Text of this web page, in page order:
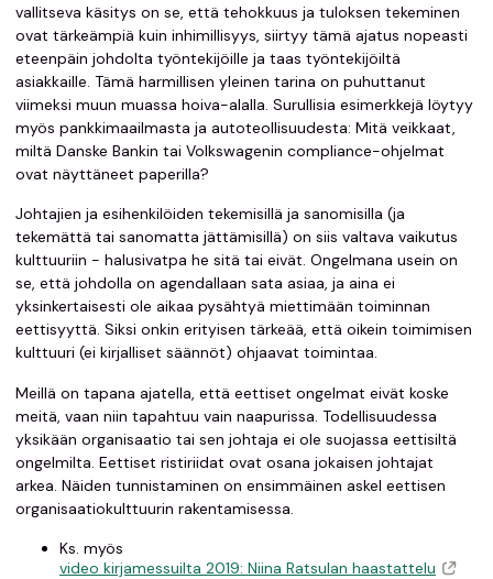
vallitseva käsitys on se, että tehokkuus ja tuloksen tekeminen
ovat tärkeämpiä kuin inhimillisyys, siirtyy tämä ajatus nopeasti
eteenpäin johdolta työntekijöille ja taas työntekijöiltä
asiakkaille. Tämä harmillisen yleinen tarina on puhuttanut
viimeksi muun muassa hoiva-alalla. Surullisia esimerkkejä löytyy
myös pankkimaailmasta ja autoteollisuudesta: Mitä veikkaat,
miltä Danske Bankin tai Volkswagenin compliance-ohjelmat
ovat näyttäneet paperilla?
Johtajien ja esihenkilöiden tekemisillä ja sanomisilla (ja
tekemättä tai sanomatta jättämisillä) on siis valtava vaikutus
kulttuuriin - halusivatpa he sitä tai eivät. Ongelmana usein on
se, että johdolla on agendallaan sata asiaa, ja aina ei
yksinkertaisesti ole aikaa pysähtyä miettimään toiminnan
eettisyyttä. Siksi onkin erityisen tärkeää, että oikein toimimisen
kulttuuri (ei kirjalliset säännöt) ohjaavat toimintaa.
Meillä on tapana ajatella, että eettiset ongelmat eivät koske
meitä, vaan niin tapahtuu vain naapurissa. Todellisuudessa
yksikään organisaatio tai sen johtaja ei ole suojassa eettisiltä
ongelmilta. Eettiset ristiriidat ovat osana jokaisen johtajat
arkea. Näiden tunnistaminen on ensimmäinen askel eettisen
organisaatiokulttuurin rakentamisessa.
Ks. myös
video kirjamessuilta 2019: Niina Ratsulan haastattelu